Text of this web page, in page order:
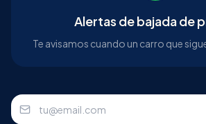
Alertas de bajada de
Te avisamos cuando un carro que